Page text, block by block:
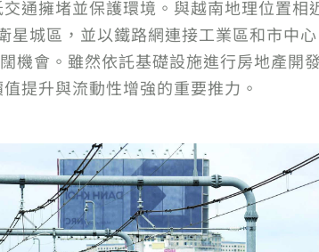
通擁堵並保護環境。與越南地理位置相
城區，並以鐵路網連接工業區和市中心
機會。雖然依託基礎設施進行房地產開
提升與流動性增強的重要推力。